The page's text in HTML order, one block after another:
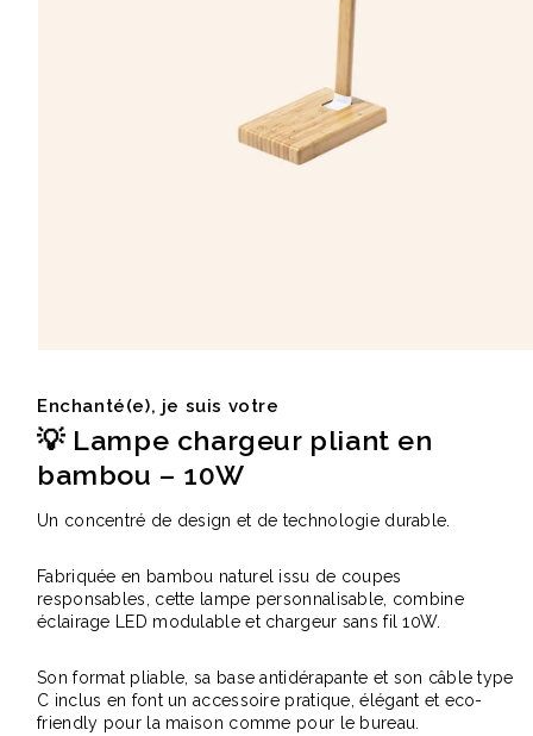
Carnet A5 160 pages en
carton recyclé Lucien
à partir de
1
dans
une
fenêtre
modale
Enchanté(e), je suis votre
💡 Lampe chargeur pliant en
bambou – 10W
Un concentré de design et de technologie durable.
Fabriquée en bambou naturel issu de coupes
responsables, cette lampe personnalisable, combine
éclairage LED modulable et chargeur sans fil 10W.
Son format pliable, sa base antidérapante et son câble type
C inclus en font un accessoire pratique, élégant et eco-
friendly pour la maison comme pour le bureau.